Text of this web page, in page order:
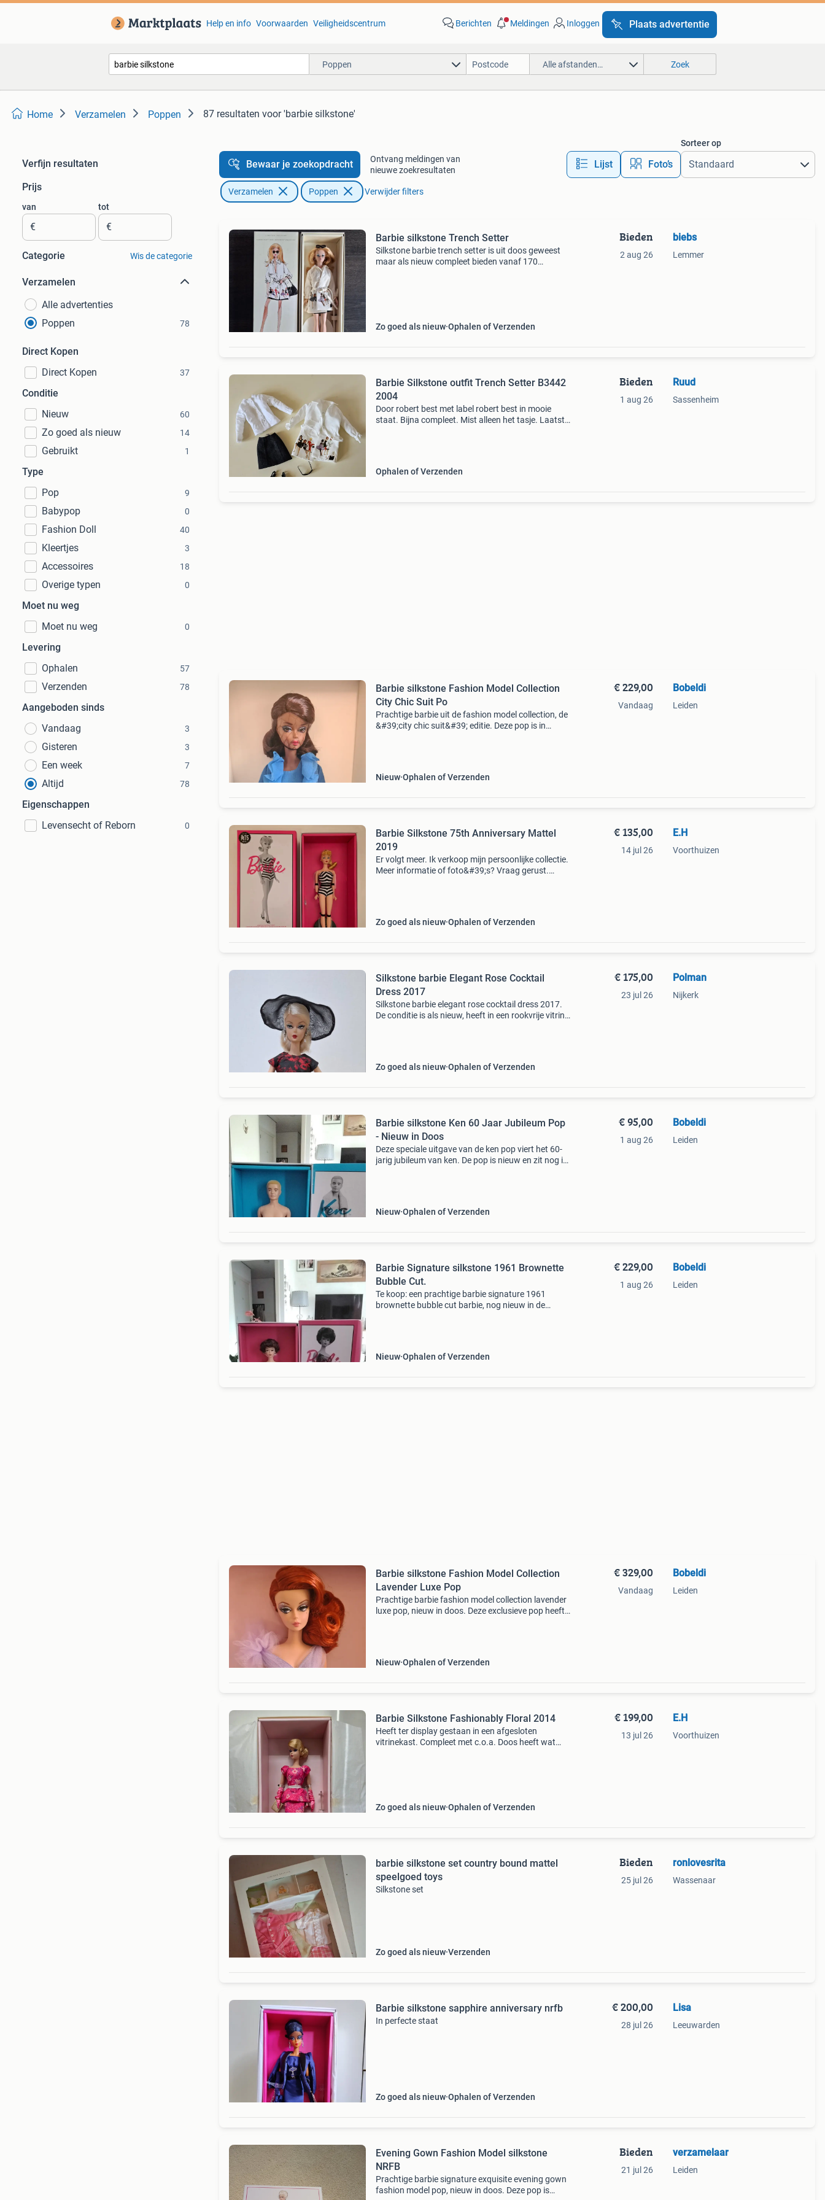
Help en info Voorwaarden Veiligheidscentrum Berichten Meldingen Inloggen Plaats advertentie
Poppen Alle afstanden… Zoek
Home Verzamelen Poppen 87 resultaten voor 'barbie silkstone'
Verfijn resultaten
Prijs
van
€
tot
€
Categorie Wis de categorie
Verzamelen
Alle advertenties
Poppen
78
Direct Kopen
Direct Kopen
37
Conditie
Nieuw
60
Zo goed als nieuw 14
Gebruikt 1
Type
Pop
9
Babypop 0
Fashion Doll 40
Kleertjes 3
Accessoires 18
Overige typen 0
Moet nu weg
Moet nu weg
0
Levering
Ophalen
57
Verzenden 78
Aangeboden sinds
Vandaag
3
Gisteren 3
Een week 7
Altijd 78
Eigenschappen
Levensecht of Reborn
0
Bewaar je zoekopdracht
Ontvang meldingen van
nieuwe zoekresultaten
Lijst Foto’s
Sorteer op
Verzamelen Poppen Verwijder filters
Barbie silkstone Trench Setter
Silkstone barbie trench setter is uit doos geweest
maar als nieuw compleet bieden vanaf 170
Zo goed als nieuw Ophalen of Verzenden
Bieden
2 aug 26
biebs
Lemmer
Barbie Silkstone outfit Trench Setter B3442
2004
Door robert best met label robert best in mooie
staat. Bijna compleet. Mist alleen het tasje. Laatste
Ophalen of Verzenden
Bieden
1 aug 26
Ruud
Sassenheim
Barbie silkstone Fashion Model Collection
City Chic Suit Po
Prachtige barbie uit de fashion model collection, de
&#39;city chic suit&#39; editie. Deze pop is in
Nieuw Ophalen of Verzenden
€ 229,00
Vandaag
Bobeldi
Leiden
Barbie Silkstone 75th Anniversary Mattel
2019
Er volgt meer. Ik verkoop mijn persoonlijke collectie.
Meer informatie of foto&#39;s? Vraag gerust.
Zo goed als nieuw Ophalen of Verzenden
€ 135,00
14 jul 26
E.H
Voorthuizen
Silkstone barbie Elegant Rose Cocktail
Dress 2017
Silkstone barbie elegant rose cocktail dress 2017.
De conditie is als nieuw, heeft in een rookvrije vitrine
Zo goed als nieuw Ophalen of Verzenden
€ 175,00
23 jul 26
Polman
Nijkerk
Barbie silkstone Ken 60 Jaar Jubileum Pop
- Nieuw in Doos
Deze speciale uitgave van de ken pop viert het 60-
jarig jubileum van ken. De pop is nieuw en zit nog in
Nieuw Ophalen of Verzenden
€ 95,00
1 aug 26
Bobeldi
Leiden
Barbie Signature silkstone 1961 Brownette
Bubble Cut.
Te koop: een prachtige barbie signature 1961
brownette bubble cut barbie, nog nieuw in de
Nieuw Ophalen of Verzenden
€ 229,00
1 aug 26
Bobeldi
Leiden
Barbie silkstone Fashion Model Collection
Lavender Luxe Pop
Prachtige barbie fashion model collection lavender
luxe pop, nieuw in doos. Deze exclusieve pop heeft
Nieuw Ophalen of Verzenden
€ 329,00
Vandaag
Bobeldi
Leiden
Barbie Silkstone Fashionably Floral 2014
Heeft ter display gestaan in een afgesloten
vitrinekast. Compleet met c.o.a. Doos heeft wat
Zo goed als nieuw Ophalen of Verzenden
€ 199,00
13 jul 26
E.H
Voorthuizen
barbie silkstone set country bound mattel
speelgoed toys
Silkstone set
Zo goed als nieuw Verzenden
Bieden
25 jul 26
ronlovesrita
Wassenaar
Barbie silkstone sapphire anniversary nrfb
In perfecte staat
Zo goed als nieuw Ophalen of Verzenden
€ 200,00
28 jul 26
Lisa
Leeuwarden
Evening Gown Fashion Model silkstone
NRFB
Prachtige barbie signature exquisite evening gown
fashion model pop, nieuw in doos. Deze pop is
Bieden
21 jul 26
verzamelaar
Leiden